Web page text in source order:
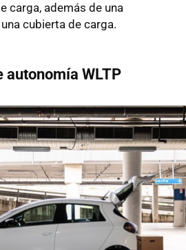
carga, además de una
cubierta de carga.
autonomía WLTP